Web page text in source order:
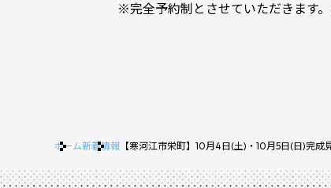
※完全予約制とさせていただきます
ホーム新着情報【寒河江市栄町】10月4日(土)・10月5日(日)完成